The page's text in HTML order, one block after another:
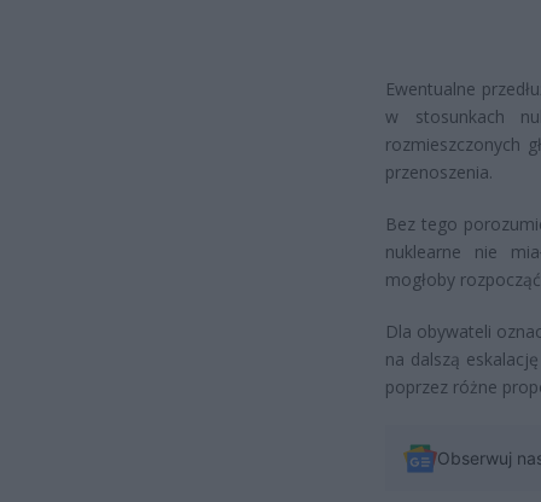
Ewentualne
w stosunkach
rozmieszczonych
przenoszenia.
Bez tego
nuklearne nie
mogłoby
Dla obywateli
na dalszą
poprzez różne
Obserwuj